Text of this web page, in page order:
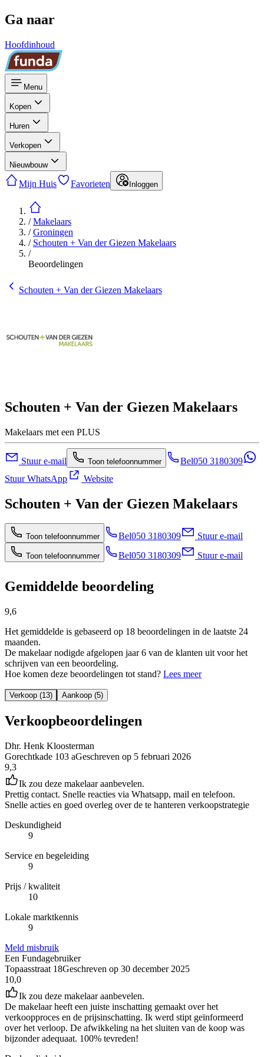
Ga naar
Hoofdinhoud
Menu
Kopen
Huren
Verkopen
Nieuwbouw
Mijn Huis Favorieten Inloggen
/Makelaars
/Groningen
/ Schouten + Van der Giezen Makelaars
/
Beoordelingen
Schouten + Van der Giezen Makelaars
Schouten + Van der Giezen Makelaars
Makelaars met een PLUS
Stuur e-mail Toon telefoonnummer Bel050 3180309
Stuur WhatsApp
Website
Schouten + Van der Giezen Makelaars
Toon telefoonnummer Bel050 3180309 Stuur e-mail
Toon telefoonnummer Bel050 3180309 Stuur e-mail
Gemiddelde beoordeling
9,6
Het gemiddelde is gebaseerd op 18 beoordelingen in de laatste 24
maanden.
De makelaar nodigde afgelopen jaar 6 van de klanten uit voor het
schrijven van een beoordeling.
Hoe komen deze beoordelingen tot stand? Lees meer
Verkoop (13) Aankoop (5)
Verkoopbeoordelingen
Dhr. Henk Kloosterman
Gorechtkade 103 aGeschreven op 5 februari 2026
9,3
Ik zou deze makelaar aanbevelen.
Prettig contact. Snelle reacties via Whatsapp, mail en telefoon.
Snelle acties en goed overleg over de te hanteren verkoopstrategie
Deskundigheid
9
Service en begeleiding
9
Prijs / kwaliteit
10
Lokale marktkennis
9
Meld misbruik
Een Fundagebruiker
Topaasstraat 18Geschreven op 30 december 2025
10,0
Ik zou deze makelaar aanbevelen.
De makelaar heeft een juiste inschatting gemaakt over het
verkoopproces en de prijsinschatting. Ik werd stipt geïnformeerd
over het verloop. De afwikkeling na het sluiten van de koop was
bijzonder adequaat. 100% tevreden!